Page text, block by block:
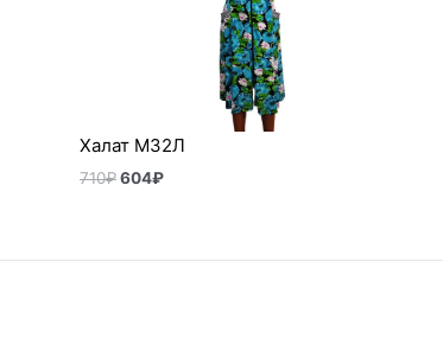
Халат М32Л
710₽604₽